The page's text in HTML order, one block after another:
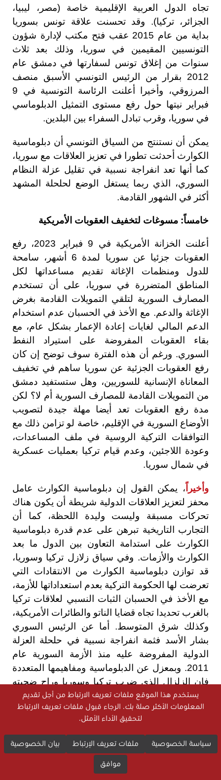
تجاه الدول العربية الإقليمية خاصة (مصر، ليبيا،
الجزائر، تركيا). وقد تحسنت علاقة تونس بسوريا
بداية من عام 2015 عقب فتح مكتب لإدارة شؤون
التونسيين المقيمين في سوريا، وذلك بعد ثلاث
سنوات من إغلاق تونس لسفارتها في دمشق عام
2012 بقرار من الرئيس التونسي الأسبق منصف
المرزوقي، وأخيرا أعلنت الرئاسة التونسية في 9
فبراير نيتها حول رفع مستوى التمثيل الدبلوماسي
في سوريا، وقرب تبادل السفراء بين البلدين.
يمكن أن نستنتج من السياق التونسي أن دبلوماسية
الكوارث أحدثت تطورا في تعزيز العلاقات مع سوريا،
كما أنها تعد انفراجة نسبية في تقليل عزلة النظام
السوري، الذي ربما يستغل الوضع لحلحلة المشهد
أكثر في الشهور القادمة.
خامساً: مسوغات لتخفيف العقوبات الأمريكية
أعلنت الخزانة الأمريكية في 9 فبراير 2023، رفع
العقوبات جزئيا عن سوريا لمدة 6 أشهر، سامحة
للدول ومنظمات الإغاثة تقديم مساعداتها لكل
المناطق المتضررة في سوريا، على أن تستخدم
المصارف السورية لتلقي التمويلات القادمة بغرض
الإغاثة والدعم. مع الأخذ في الحسبان عدم استخدام
الدعم المالي لغايات إعادة الإعمار بشكل عام، مع
بقاء العقوبات المفروضة على استيراد النفط
السوري. ورغم أن هذه الفترة سوف توضح إن كان
رفع العقوبات الجزئية عن سوريا ساهم في تخفيف
المعاناة الإنسانية للسوريين، وهل ستستفيد دمشق
من التمويلات القادمة للمصارف السورية أم لا؟ لكن
مدة رفع العقوبات تعد أيضا مهلة جيدة لتصويب
الأوضاع السورية في الإقليم، خاصة لو تزامن ذلك مع
التوافقات التركية الروسية في ملف المساعدات،
وعودة اللاجئين، وعدم قيام تركيا بعمليات عسكرية
في شمال سوريا.
وأخيراً ، يمكن القول إن دبلوماسية الكوارث عامل
محفز لتعزيز العلاقات الدولية شريطة أن يكون هناك
تحركات مسبقة وليست وليدة اللحظة، كما أن
التجارب التاريخية تبرهن على عدم قدرة دبلوماسية
الكوارث على استدامة التعاون بين الدول ما بعد
الكوارث والأزمات. وفي سياق زلازل تركيا وسوريا،
قد توازن دبلوماسية الكوارث من الانتقادات التي
تعرضت لها الحكومة التركية بعدم استعداداتها للأزمة،
مع الأخذ في الحسبان الثبات النسبي لعلاقات تركيا
بالغرب تحديدا تجاه قضايا الناتو والطائرات الأمريكية،
وكذلك شرق المتوسط. أما عن الرئيس السوري
بشار الأسد فثمة انفراجة نسبية في حلحلة العزلة
الدولية المفروضة عليه منذ الأزمة السورية عام
2011. وبمعزل عن الدبلوماسية ومفاهيمها المتعددة
فإن الزلزال الذي ضرب تركيا وسوريا وراح ضحيته
-لغاية نشر التحليل- أكثر من 36 ألف قتيل و150 ألف
جريح، يعد أحد الأزمات الإنسانية الكبيرة التي تواجه
العالم الحديث، لا سيما أن مناطق عدة تأثرت
بالزلزال، هُمشت عنها المساعدات الأممية بشهادة
مارتن غريفيث وكيل الأمين العام للأمم المتحدة
ومنسق الإغاثة في حالات الطوارئ، الذي ذكر في
يستخدم هذا الموقع ملفات تعريف الارتباط من أجل تقديم
المعلومات الأكثر صلة بك. الرجاء قبول ملفات تعريف الارتباط
لتحقيق الأداء الأمثل.
سياسة الخصوصية ملفات تعريف الإرتباط بيان الخصوصية
موافق